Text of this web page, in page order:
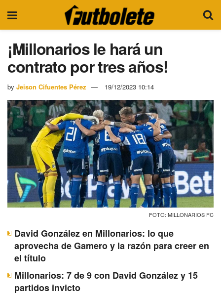
¡Millonarios le hará un
contrato por tres años!
by Jeison Cifuentes Pérez 19/12/2023 10:14
FOTO: MILLONARIOS FC
David González en Millonarios: lo que
aprovecha de Gamero y la razón para creer en
el título
Millonarios: 7 de 9 con David González y 15
partidos invicto